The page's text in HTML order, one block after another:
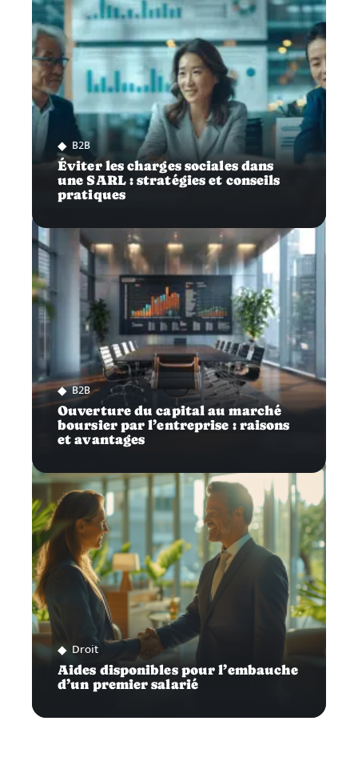
B2B
Éviter les charges sociales dans
une SARL : stratégies et conseils
pratiques
B2B
Ouverture du capital au marché
boursier par l’entreprise : raisons
et avantages
Droit
Aides disponibles pour l’embauche
d’un premier salarié